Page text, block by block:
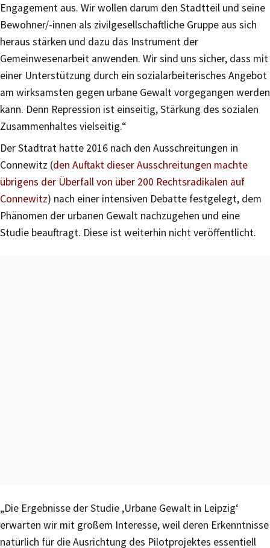
Engagement aus. Wir wollen darum den Stadtteil und seine
Bewohner/-innen als zivilgesellschaftliche Gruppe aus sich
heraus stärken und dazu das Instrument der
Gemeinwesenarbeit anwenden. Wir sind uns sicher, dass mit
einer Unterstützung durch ein sozialarbeiterisches Angebot
am wirksamsten gegen urbane Gewalt vorgegangen werden
kann. Denn Repression ist einseitig, Stärkung des sozialen
Zusammenhaltes vielseitig.“
Der Stadtrat hatte 2016 nach den Ausschreitungen in
Connewitz (den Auftakt dieser Ausschreitungen machte
übrigens der Überfall von über 200 Rechtsradikalen auf
Connewitz) nach einer intensiven Debatte festgelegt, dem
Phänomen der urbanen Gewalt nachzugehen und eine
Studie beauftragt. Diese ist weiterhin nicht veröffentlicht.
„Die Ergebnisse der Studie ,Urbane Gewalt in Leipzig‘
erwarten wir mit großem Interesse, weil deren Erkenntnisse
natürlich für die Ausrichtung des Pilotprojektes essentiell